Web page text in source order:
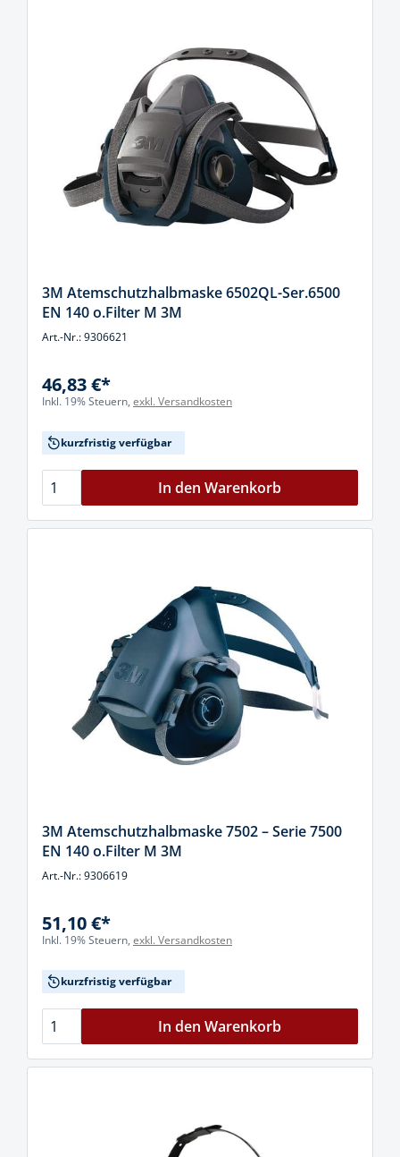
3M Atemschutzhalbmaske 6502QL-Ser.6500
EN 140 o.Filter M 3M
Art.-Nr.: 9306621
46,83 €*
Inkl. 19% Steuern, exkl. Versandkosten
kurzfristig verfügbar
In den Warenkorb
3M Atemschutzhalbmaske 7502 – Serie 7500
EN 140 o.Filter M 3M
Art.-Nr.: 9306619
51,10 €*
Inkl. 19% Steuern, exkl. Versandkosten
kurzfristig verfügbar
In den Warenkorb